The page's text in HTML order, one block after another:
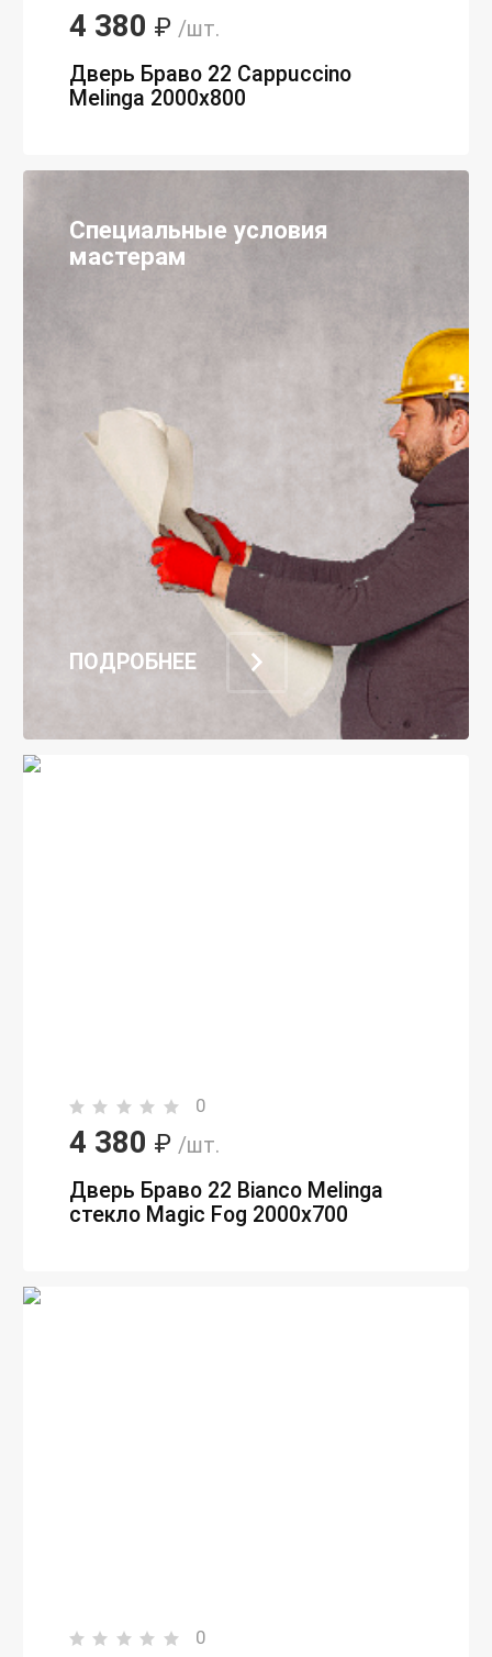
4 380 ₽ /шт.
Дверь Браво 22 Cappuccino
Melinga 2000х800
0
4 380 ₽ /шт.
Дверь Браво 22 Bianco Melinga
стекло Magic Fog 2000х700
0
Специальные условия
мастерам
ПОДРОБНЕЕ